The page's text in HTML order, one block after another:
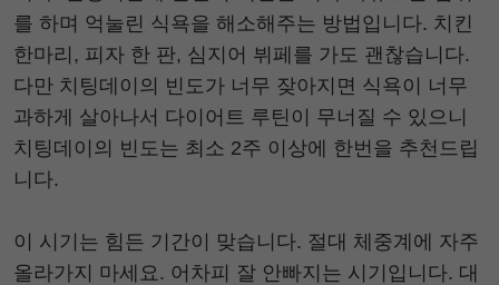
를 하며 억눌린 식욕을 해소해주는 방법입니다. 치킨
한마리, 피자 한 판, 심지어 뷔페를 가도 괜찮습니다.
다만 치팅데이의 빈도가 너무 잦아지면 식욕이 너무
과하게 살아나서 다이어트 루틴이 무너질 수 있으니
치팅데이의 빈도는 최소 2주 이상에 한번을 추천드립
니다.
이 시기는 힘든 기간이 맞습니다. 절대 체중계에 자주
올라가지 마세요. 어차피 잘 안빠지는 시기입니다. 대